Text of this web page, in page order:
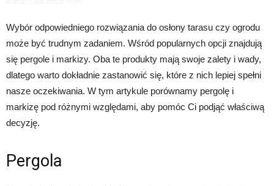
Wybór odpowiedniego rozwiązania do osłony tarasu czy ogrodu
może być trudnym zadaniem. Wśród popularnych opcji znajdują
się pergole i markizy. Oba te produkty mają swoje zalety i wady,
dlatego warto dokładnie zastanowić się, które z nich lepiej spełni
nasze oczekiwania. W tym artykule porównamy pergolę i
markizę pod różnymi względami, aby pomóc Ci podjąć właściwą
decyzję.
Pergola